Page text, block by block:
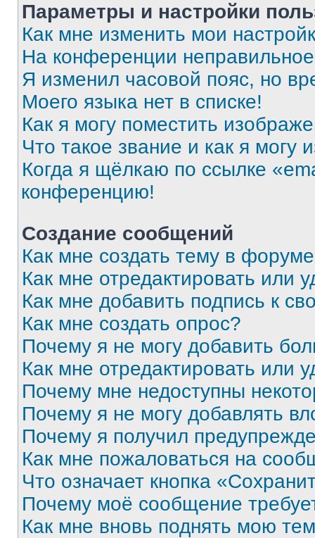
Параметры и настройки
Как мне изменить мои
На конференции
Я изменил часовой пояс, но
Моего языка нет в списке!
Как я могу поместить
Что такое звание и как я могу
Когда я щёлкаю по ссылке
конференцию!
Создание сообщений
Как мне создать тему в
Как мне отредактировать или
Как мне добавить подпись к
Как мне создать опрос?
Почему я не могу добавить
Как мне отредактировать или
Почему мне недоступны
Почему я не могу добавлять
Почему я получил
Как мне пожаловаться на
Что означает кнопка
Почему моё сообщение
Как мне вновь поднять мою